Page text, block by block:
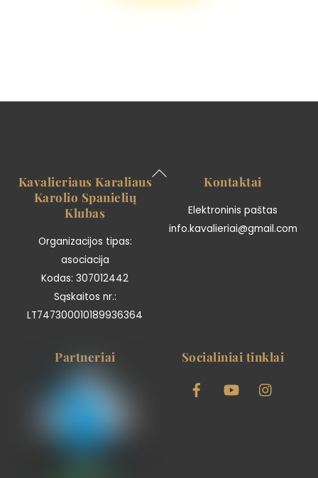
Back
Kavalieriaus Karaliaus
Karolio Spanielių
Klubas
Organizacijos tipas:
asociacija
Kodas: 307012442
Sąskaitos nr.:
LT747300010189936364
Kontaktai
Elektroninis paštas
info.kavalieriai@gmail.com
Partneriai Socialiniai tinklai